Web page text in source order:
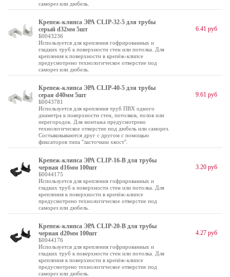
саморез или дюбель.
Крепеж-клипса ЭРА CLIP-32-5 для трубы
cерый d32мм 5шт
Б0043236
Используется для крепления гофрированных и
гладких труб к поверхности стен или потолка. Для
крепления к поверхности в крепёж-клипсе
предусмотрено технологическое отверстие под
саморез или дюбель.
6.41 руб
Крепеж-клипса ЭРА CLIP-40-5 для трубы
cерая d40мм 5шт
Б0043781
Используется для крепления труб ПВХ одного
диаметра к поверхности стен, потолков, полов или
перегородок. Для монтажа предусмотрено
технологическое отверстие под дюбель или саморез.
Состыковываются друг с другом с помощью
фиксаторов типа ''ласточкин хвост''.
9.61 руб
Крепеж-клипса ЭРА CLIP-16-B для трубы
черная d16мм 100шт
Б0044175
Используется для крепления гофрированных и
гладких труб к поверхности стен или потолка. Для
крепления к поверхности в крепёж-клипсе
предусмотрено технологическое отверстие под
саморез или дюбель.
3.20 руб
Крепеж-клипса ЭРА CLIP-20-B для трубы
черная d20мм 100шт
Б0044176
Используется для крепления гофрированных и
гладких труб к поверхности стен или потолка. Для
крепления к поверхности в крепёж-клипсе
предусмотрено технологическое отверстие под
саморез или дюбель.
4.27 руб